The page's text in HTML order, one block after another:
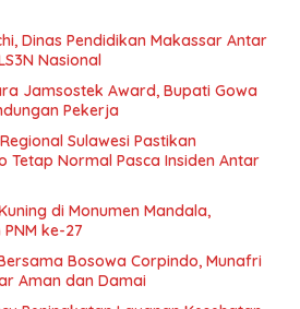
Dinas Pendidikan Makassar Antar
Nasional
Jamsostek Award, Bupati Gowa
Pekerja
Sulawesi Pastikan
Tetap Normal Pasca Insiden Antar
di Monumen Mandala,
ke-27
Bosowa Corpindo, Munafri
Aman dan Damai